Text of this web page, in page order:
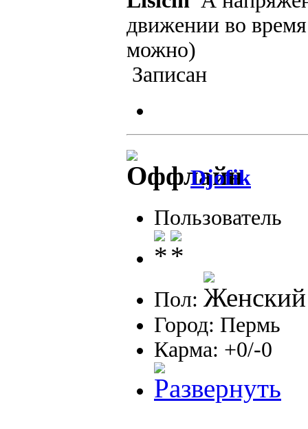
движении во
можно)
Записан
Djofik
Пользователь
Пол:
Город: Пермь
Карма: +0/-0